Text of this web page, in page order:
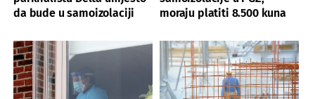
da bude u samoizolaciji
moraju platiti 8.500 kuna